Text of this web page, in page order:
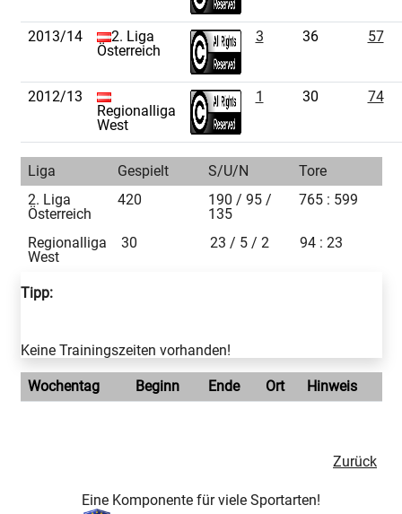
2013/14
2. Liga
Österreich
3 36 57
2012/13
Regionalliga
West
1 30 74
Liga Gespielt S/U/N
Tore
2. Liga
Österreich
420
190 / 95 /
135
765 : 599
Regionalliga
West
30 23 / 5 / 2 94 : 23
Tipp:
Keine Trainingszeiten vorhanden!
Wochentag Beginn Ende Ort Hinweis
Zurück
Eine Komponente für viele Sportarten!